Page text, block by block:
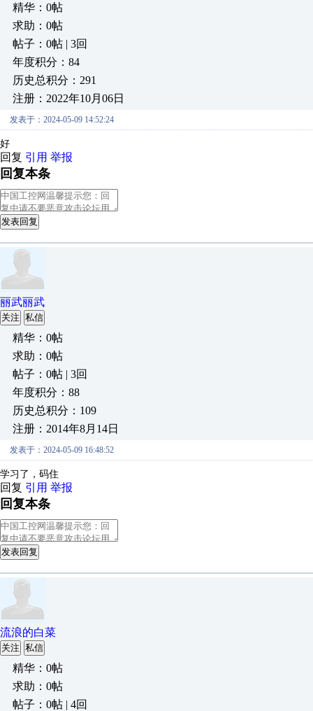
精华：0帖
求助：0帖
帖子：0帖 | 3回
年度积分：84
历史总积分：291
注册：2022年10月06日
发表于：2024-05-09 14:52:24
好
回复 引用 举报
回复本条
发表回复
丽武丽武
关注 私信
精华：0帖
求助：0帖
帖子：0帖 | 3回
年度积分：88
历史总积分：109
注册：2014年8月14日
发表于：2024-05-09 16:48:52
学习了，码住
回复 引用 举报
回复本条
发表回复
流浪的白菜
关注 私信
精华：0帖
求助：0帖
帖子：0帖 | 4回